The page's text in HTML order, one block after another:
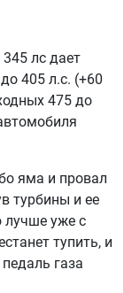
лс дает
405 л.с. (+60
475 до
яма и провал
турбины и ее
лучше уже с
тупить, и
газа